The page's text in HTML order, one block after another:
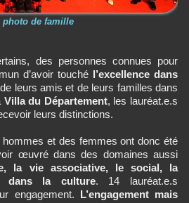
photo de famille
des personnes connues pour
d’avoir touché l’excellence dans
leurs amis et de leurs familles dans
Villa du Département, les lauréat.e.s
leurs distinctions.
et des femmes ont donc été
œuvré dans des domaines aussi
la vie associative, le social, la
dans la culture. 14 lauréat.e.s
engagement. L’engagement mais